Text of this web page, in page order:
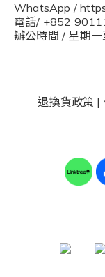
WhatsApp /
電話/ +852
辦公時間 / 星期
退換貨政策 |